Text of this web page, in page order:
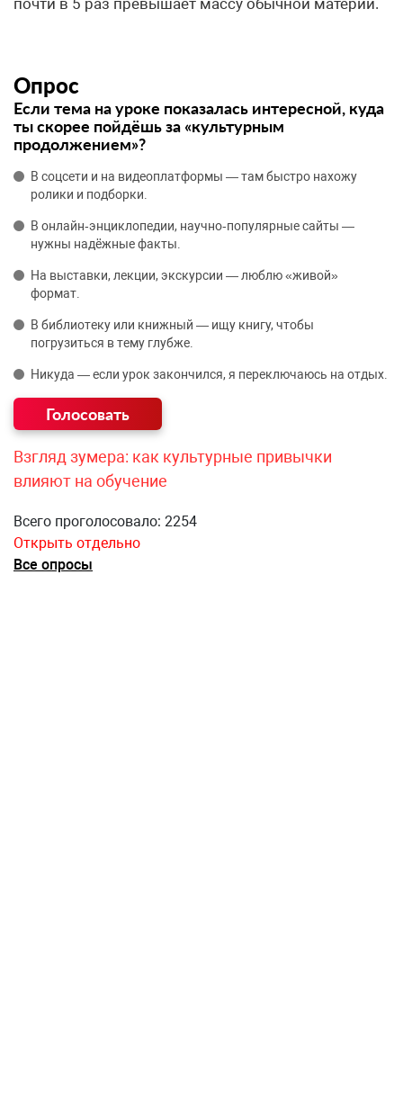
Опрос
Если тема на уроке показалась интересной, куда
ты скорее пойдёшь за «культурным
продолжением»?
В соцсети и на видеоплатформы — там быстро нахожу
ролики и подборки.
В онлайн‑энциклопедии, научно‑популярные сайты —
нужны надёжные факты.
На выставки, лекции, экскурсии — люблю «живой»
формат.
В библиотеку или книжный — ищу книгу, чтобы
погрузиться в тему глубже.
Никуда — если урок закончился, я переключаюсь на отдых.
Взгляд зумера: как культурные привычки
влияют на обучение
Всего проголосовало: 2254
Открыть отдельно
Все опросы